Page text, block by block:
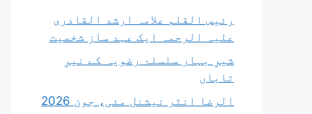
رئیس القلم علامہ ارشد القادری
علیہ الرحمہ ایک عہد ساز شخصیت
شیرِ بہار سلسلۂ رضویہ کے نیرِ
تاباں
الرضا انٹر نیشنل مئی، جون 2026